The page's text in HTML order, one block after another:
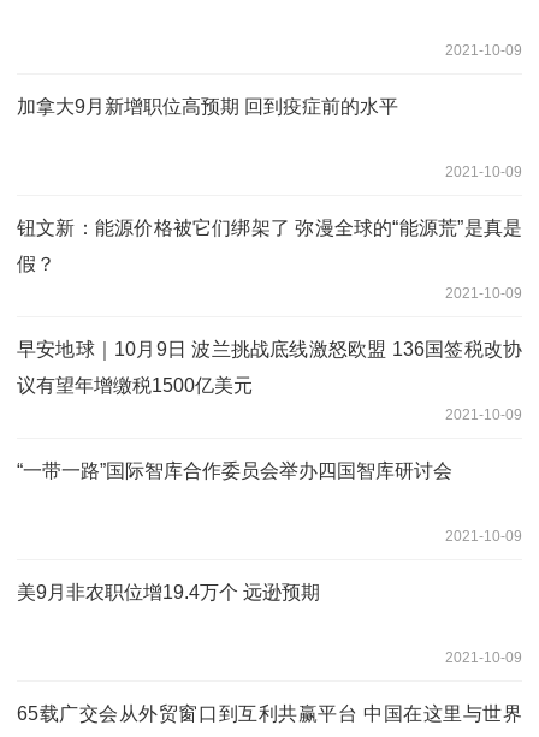
2021-10-09
加拿大9月新增职位高预期 回到疫症前的水平
2021-10-09
钮文新：能源价格被它们绑架了 弥漫全球的“能源荒”是真是
假？
2021-10-09
早安地球｜10月9日 波兰挑战底线激怒欧盟 136国签税改协
议有望年增缴税1500亿美元
2021-10-09
“一带一路”国际智库合作委员会举办四国智库研讨会
2021-10-09
美9月非农职位增19.4万个 远逊预期
2021-10-09
65载广交会从外贸窗口到互利共赢平台 中国在这里与世界